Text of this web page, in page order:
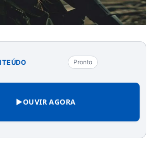
Pronto
▶OUVIR AGORA